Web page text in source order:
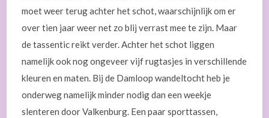
moet weer terug achter het schot, waarschijnlijk om er
over tien jaar weer net zo blij verrast mee te zijn. Maar
de tassentic reikt verder. Achter het schot liggen
namelijk ook nog ongeveer vijf rugtasjes in verschillende
kleuren en maten. Bij de Damloop wandeltocht heb je
onderweg namelijk minder nodig dan een weekje
slenteren door Valkenburg. Een paar sporttassen,